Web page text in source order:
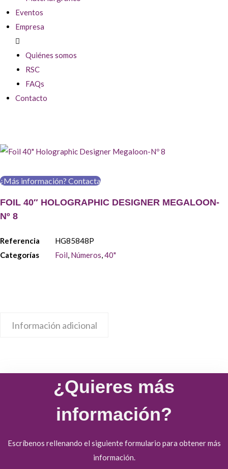
Eventos
Empresa
Quiénes somos
RSC
FAQs
Contacto
¿Más información? Contacta
FOIL 40″ HOLOGRAPHIC DESIGNER MEGALOON-
Nº 8
Referencia
HG85848P
Categorías
Foil, Números,40"
Información adicional
¿Quieres más
información?
Escríbenos rellenando el siguiente formulario para obtener más
información.